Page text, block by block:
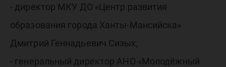
- директор МКУ ДО «Центр развития
образования города Ханты-Мансийска»
Дмитрий Геннадьевич Сизых;
- генеральный директор АНО «Молодёжный